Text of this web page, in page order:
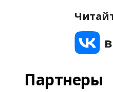
Партнеры